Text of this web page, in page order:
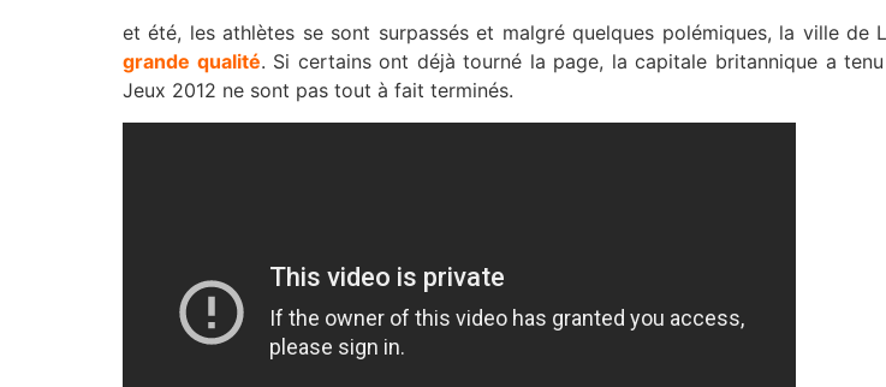
et été, les athlètes se sont surpassés et malgré quelques polémiques, la ville de
grande qualité. Si certains ont déjà tourné la page, la capitale britannique a
Jeux 2012 ne sont pas tout à fait terminés.